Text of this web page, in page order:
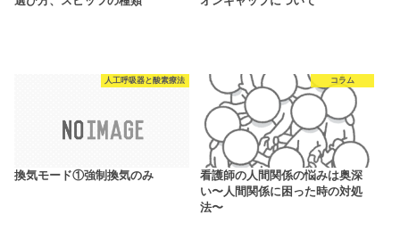
人工呼吸器と酸素療法
換気モード①強制換気のみ
コラム
看護師の人間関係の悩みは奥深
い〜人間関係に困った時の対処
法〜